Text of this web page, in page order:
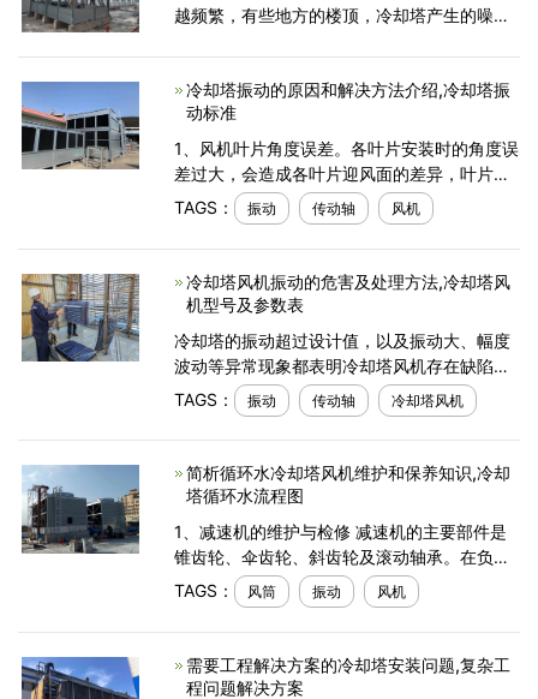
越频繁，有些地方的楼顶，冷却塔产生的噪声
就需要找到冷却塔噪声
冷却塔振动的原因和解决方法介绍,冷却塔振
动标准
1、风机叶片角度误差。各叶片安装时的角度误
差过大，会造成各叶片迎风面的差异，叶片所
受的载荷不同，造成风机振动。2、叶片不平
衡。此冷却塔风机叶片为玻璃钢材质，中腹为
空心，完工后进
TAGS： 振动 传动轴 风机
冷却塔风机振动的危害及处理方法,冷却塔风
机型号及参数表
冷却塔的振动超过设计值，以及振动大、幅度
波动等异常现象都表明冷却塔风机存在缺陷，
如不采取措施继续运行，会使机组各联接部位
松动，降低联接刚性，振动将随之进一步加
剧，形成恶性循环。
TAGS： 振动 传动轴 冷却塔风机
简析循环水冷却塔风机维护和保养知识,冷却
塔循环水流程图
1、减速机的维护与检修 减速机的主要部件是
锥齿轮、伞齿轮、斜齿轮及滚动轴承。在负荷
的长期作用下，齿轮常发生的失效形式是轮齿
工作面磨损和点蚀。齿轮出现磨损或点蚀后，
运动精
TAGS： 风筒 振动 风机
需要工程解决方案的冷却塔安装问题,复杂工
程问题解决方案